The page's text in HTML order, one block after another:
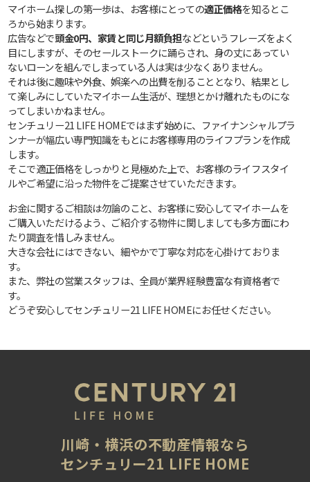
マイホーム探しの第一歩は、お客様にとっての適正価格を知るとこ
ろから始まります。
広告などで頭金0円、家賃と同じ月額負担などというフレーズをよく
目にしますが、そのセールストークに踊らされ、身の丈にあってい
ないローンを組んでしまっている人は実は少なくありません。
それは後に趣味や外食、娯楽への出費を削ることとなり、結果とし
て楽しみにしていたマイホーム生活が、理想とかけ離れたものにな
ってしまいかねません。
センチュリー21 LIFE HOMEではまず始めに、ファイナンシャルプラ
ンナーが幅広い専門知識をもとにお客様専用のライフプランを作成
します。
そこで適正価格をしっかりと見極めた上で、お客様のライフスタイ
ルやご希望に沿った物件をご提案させていただきます。
お金に関するご相談は勿論のこと、お客様に安心してマイホームを
ご購入いただけるよう、ご紹介する物件に関しましても多方面にわ
たり調査を惜しみません。
大きな会社にはできない、細やかで丁寧な対応を心掛けておりま
す。
また、弊社の営業スタッフは、全員が業界経験豊富な有資格者で
す。
どうぞ安心してセンチュリー21 LIFE HOMEにお任せください。
川崎・横浜の不動産情報なら
センチュリー21 LIFE HOME